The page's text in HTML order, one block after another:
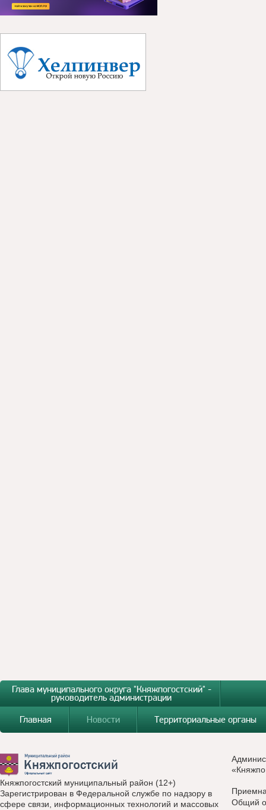
Глава муниципального округа "Княжпогостский" -
руководитель администрации
Главная
Новости Территориальные органы
Княжпогостский муниципальный район (12+)
Зарегистрирован в Федеральной службе по надзору в
сфере связи, информационных технологий и массовых
Общий